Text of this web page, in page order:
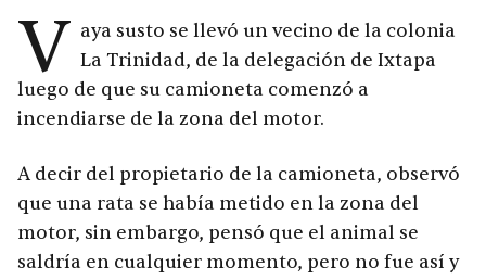
V aya susto se llevó un vecino de la colonia
La Trinidad, de la delegación de Ixtapa
luego de que su camioneta comenzó a
incendiarse de la zona del motor.
A decir del propietario de la camioneta, observó
que una rata se había metido en la zona del
motor, sin embargo, pensó que el animal se
saldría en cualquier momento, pero no fue así y